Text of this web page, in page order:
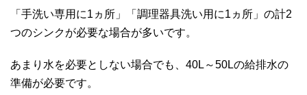
「手洗い専用に1ヵ所」「調理器具洗い用に1ヵ所」の計2
つのシンクが必要な場合が多いです。
あまり水を必要としない場合でも、40L～50Lの給排水の
準備が必要です。